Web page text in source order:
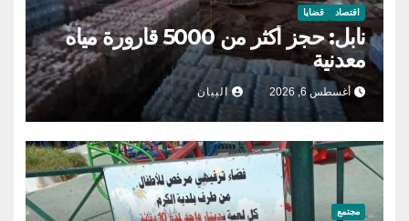
اقتصاد قضايا
نابل: حجز أكثر من 5000 قارورة مياه
معدنية
أغسطس 6, 2026 البيان
مجتمع